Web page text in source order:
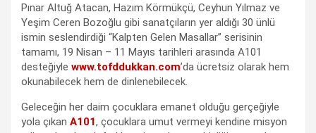
Pınar Altuğ Atacan, Hazım Körmükçü, Ceyhun Yılmaz ve
Yeşim Ceren Bozoğlu gibi sanatçıların yer aldığı 30 ünlü
ismin seslendirdiği “Kalpten Gelen Masallar” serisinin
tamamı, 19 Nisan – 11 Mayıs tarihleri arasında A101
desteğiyle www.tofddukkan.com’da ücretsiz olarak hem
okunabilecek hem de dinlenebilecek.
Geleceğin her daim çocuklara emanet olduğu gerçeğiyle
yola çıkan A101, çocuklara umut vermeyi kendine misyon